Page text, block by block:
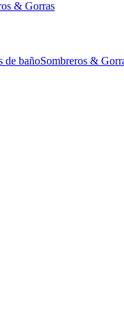
& Gorras
de bañoSombreros &